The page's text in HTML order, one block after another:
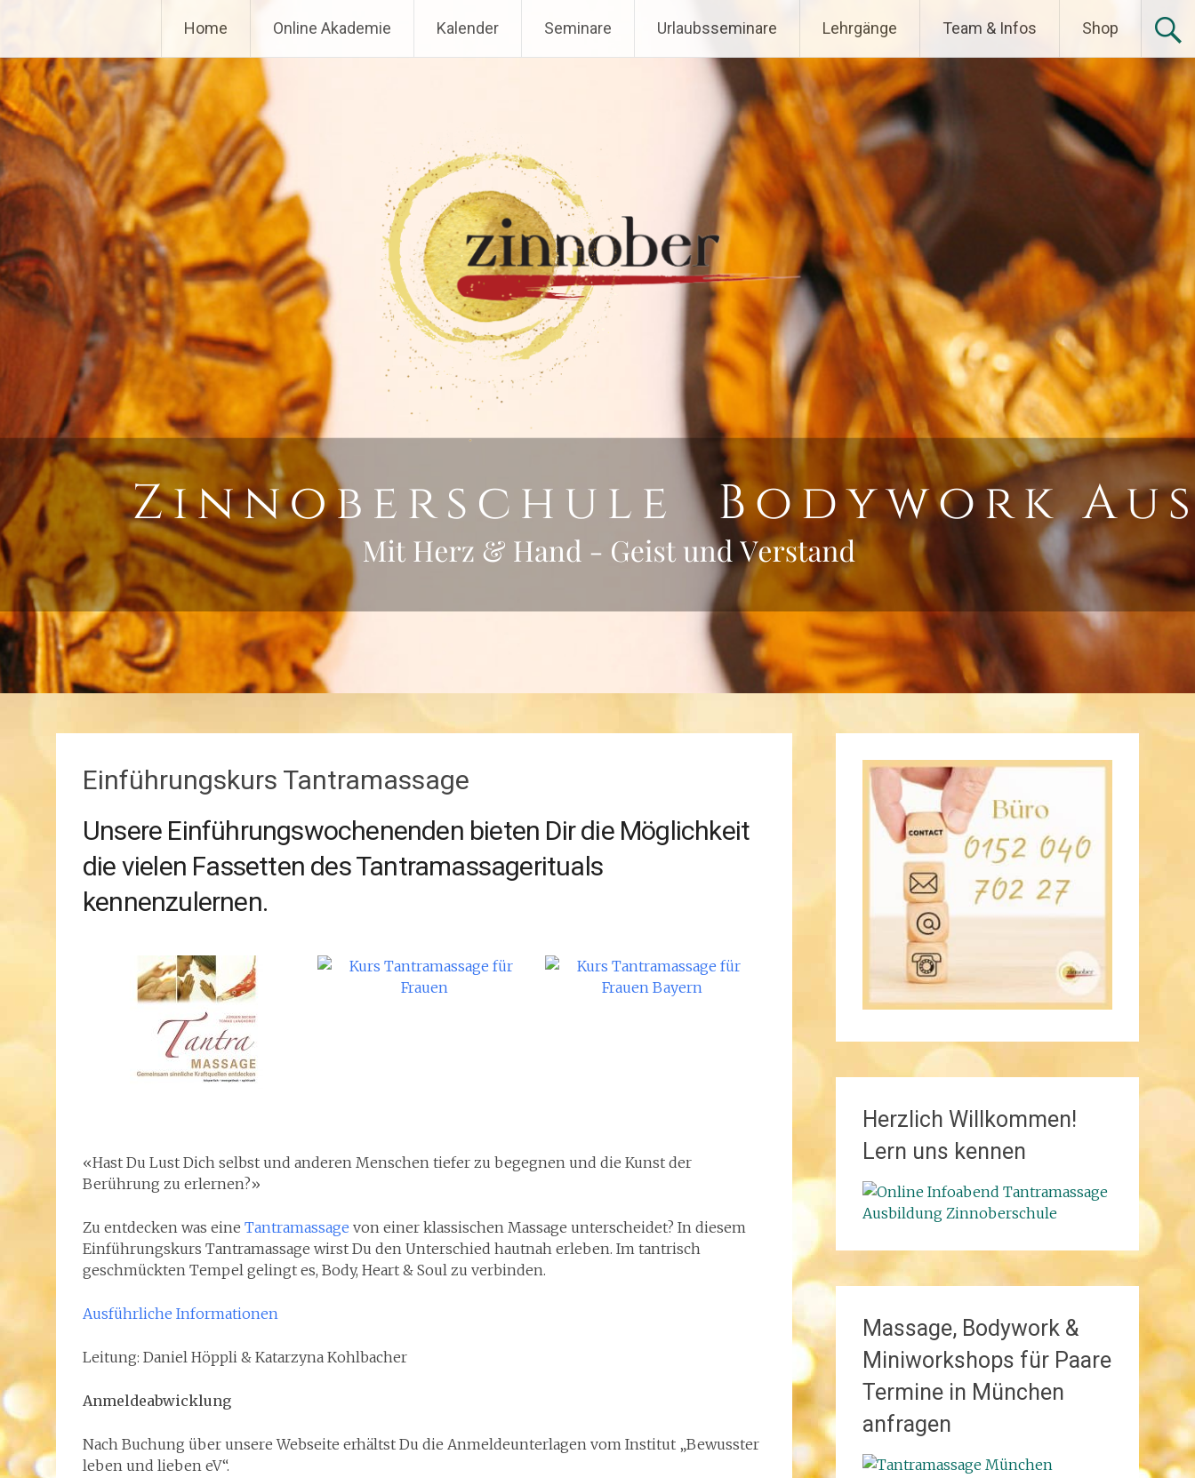
springen
Zinnoberschule Ausbildung Tantramassage & sexologische Körpertherapie
Home Online Akademie Kalender Seminare Urlaubsseminare Lehrgänge Team & Infos Shop
Einführungskurs Tantramassage
Unsere Einführungswochenenden bieten Dir die Möglichkeit
die vielen Fassetten des Tantramassagerituals
kennenzulernen.
«Hast Du Lust Dich selbst und anderen Menschen tiefer zu begegnen und die Kunst der
Berührung zu erlernen?»
Zu entdecken was eine Tantramassage von einer klassischen Massage unterscheidet? In diesem
Einführungskurs Tantramassage wirst Du den Unterschied hautnah erleben. Im tantrisch
geschmückten Tempel gelingt es, Body, Heart & Soul zu verbinden.
Ausführliche Informationen
Leitung: Daniel Höppli & Katarzyna Kohlbacher
Anmeldeabwicklung
Nach Buchung über unsere Webseite erhältst Du die Anmeldeunterlagen vom Institut „Bewusster
leben und lieben eV“.
Herzlich Willkommen!
Lern uns kennen
Massage, Bodywork &
Miniworkshops für Paare
Termine in München
anfragen